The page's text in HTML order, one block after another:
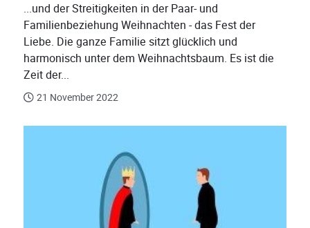
...und der Streitigkeiten in der Paar- und
Familienbeziehung Weihnachten - das Fest der
Liebe. Die ganze Familie sitzt glücklich und
harmonisch unter dem Weihnachtsbaum. Es ist die
Zeit der...
21 November 2022